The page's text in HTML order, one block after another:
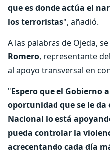
que es donde actúa el
los terroristas", añadió.
A las palabras de Ojeda,
Romero, representante del
al apoyo transversal en
"Espero que el Gobierno
oportunidad que se le da
Nacional lo está
pueda controlar la
acrecentando cada día